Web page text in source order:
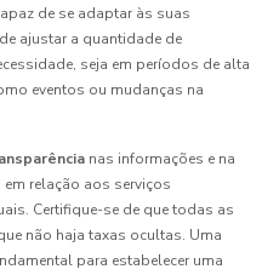
de se adaptar às suas
ajustar a quantidade de
seja em períodos de alta
eventos ou mudanças na
nas informações e na
relação aos serviços
Certifique-se de que todas as
não haja taxas ocultas. Uma
para estabelecer uma